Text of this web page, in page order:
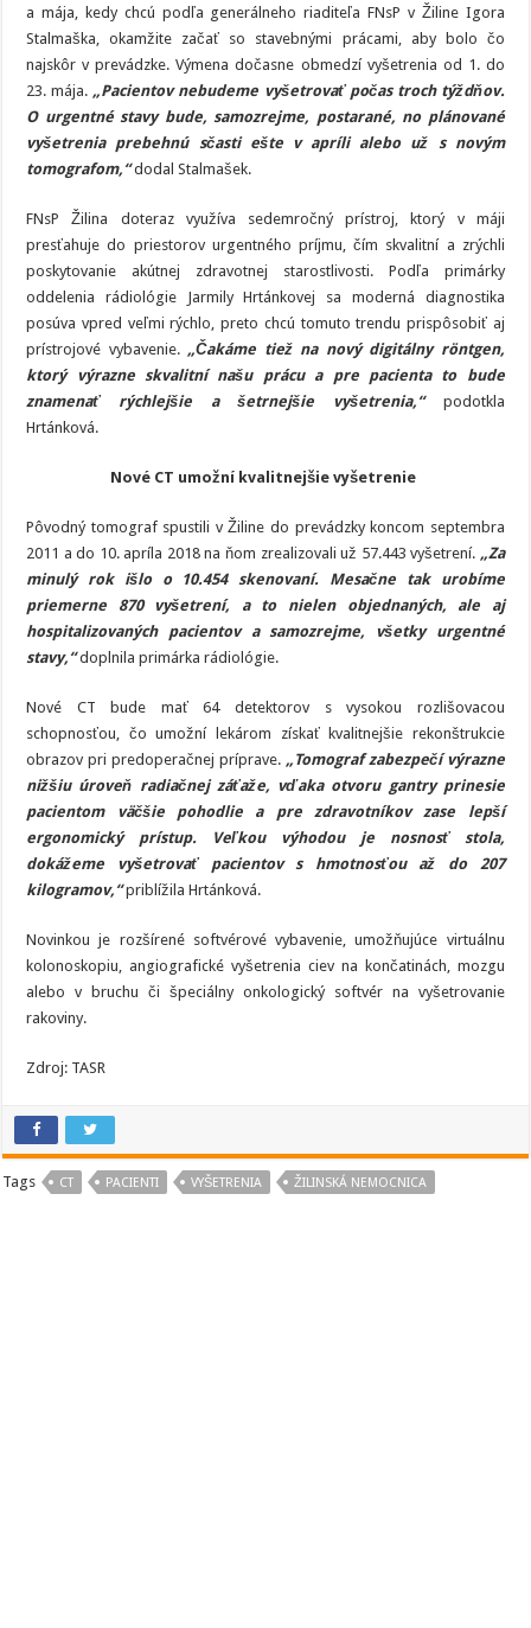
a mája, kedy chcú podľa generálneho riaditeľa FNsP v Žiline Igora
Stalmaška, okamžite začať so stavebnými prácami, aby bolo čo
najskôr v prevádzke. Výmena dočasne obmedzí vyšetrenia od 1. do
23. mája. „Pacientov nebudeme vyšetrovať počas troch týždňov.
O urgentné stavy bude, samozrejme, postarané, no plánované
vyšetrenia prebehnú sčasti ešte v apríli alebo už s novým
tomografom,“ dodal Stalmašek.
FNsP Žilina doteraz využíva sedemročný prístroj, ktorý v máji
presťahuje do priestorov urgentného príjmu, čím skvalitní a zrýchli
poskytovanie akútnej zdravotnej starostlivosti. Podľa primárky
oddelenia rádiológie Jarmily Hrtánkovej sa moderná diagnostika
posúva vpred veľmi rýchlo, preto chcú tomuto trendu prispôsobiť aj
prístrojové vybavenie. „Čakáme tiež na nový digitálny röntgen,
ktorý výrazne skvalitní našu prácu a pre pacienta to bude
znamenať rýchlejšie a šetrnejšie vyšetrenia,“podotkla
Hrtánková.
Nové CT umožní kvalitnejšie vyšetrenie
Pôvodný tomograf spustili v Žiline do prevádzky koncom septembra
2011 a do 10. apríla 2018 na ňom zrealizovali už 57.443 vyšetrení. „Za
minulý rok išlo o 10.454 skenovaní. Mesačne tak urobíme
priemerne 870 vyšetrení, a to nielen objednaných, ale aj
hospitalizovaných pacientov a samozrejme, všetky urgentné
stavy,“doplnila primárka rádiológie.
Nové CT bude mať 64 detektorov s vysokou rozlišovacou
schopnosťou, čo umožní lekárom získať kvalitnejšie rekonštrukcie
obrazov pri predoperačnej príprave. „Tomograf zabezpečí výrazne
nižšiu úroveň radiačnej záťaže, vďaka otvoru gantry prinesie
pacientom väčšie pohodlie a pre zdravotníkov zase lepší
ergonomický prístup. Veľkou výhodou je nosnosť stola,
dokážeme vyšetrovať pacientov s hmotnosťou až do 207
kilogramov,“priblížila Hrtánková.
Novinkou je rozšírené softvérové vybavenie, umožňujúce virtuálnu
kolonoskopiu, angiografické vyšetrenia ciev na končatinách, mozgu
alebo v bruchu či špeciálny onkologický softvér na vyšetrovanie
rakoviny.
Zdroj: TASR
Tags CT PACIENTI VYŠETRENIA ŽILINSKÁ NEMOCNICA